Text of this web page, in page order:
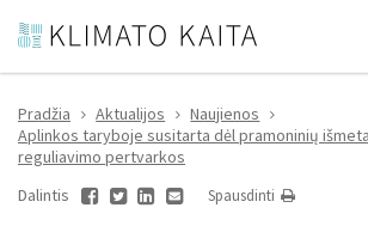
Pradžia Aktualijos
Naujienos
Aplinkos taryboje susitarta dėl pramoninių
reguliavimo pertvarkos
Dalintis
Spausdinti